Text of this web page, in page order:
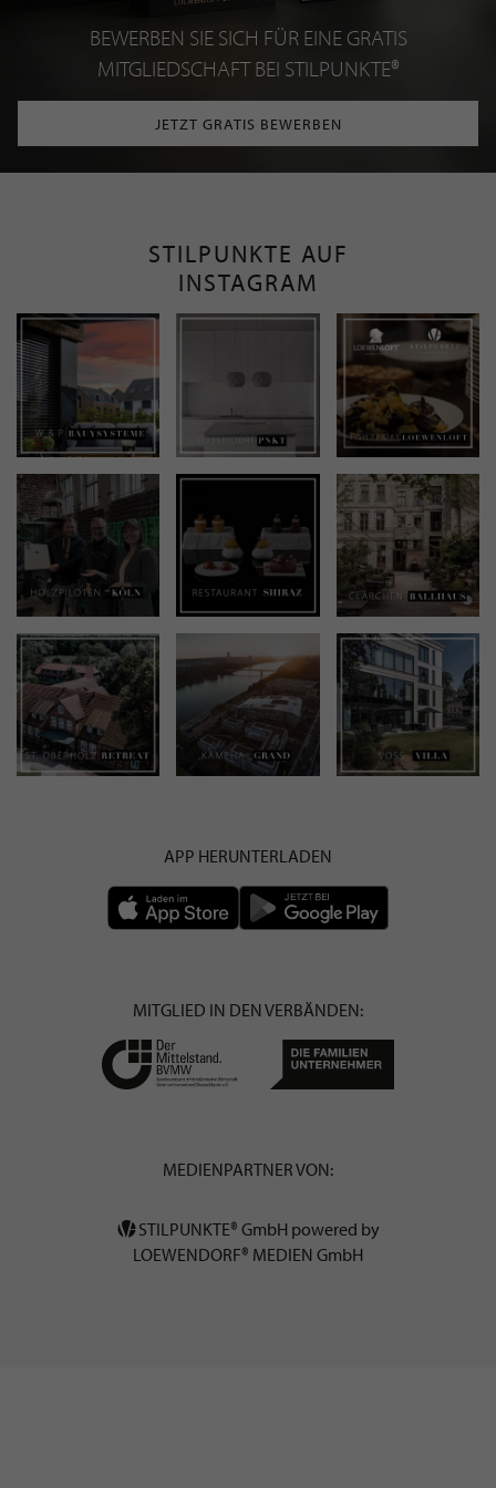
BEWERBEN SIE SICH FÜR EINE GRATIS
MITGLIEDSCHAFT BEI STILPUNKTE®
JETZT GRATIS BEWERBEN
STILPUNKTE AUF
INSTAGRAM
APP HERUNTERLADEN
MITGLIED IN DEN VERBÄNDEN:
MEDIENPARTNER VON:
STILPUNKTE® GmbH powered by
LOEWENDORF® MEDIEN GmbH